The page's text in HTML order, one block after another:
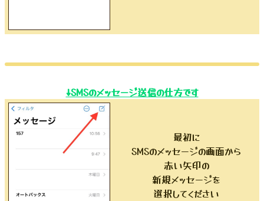
↓SMSのメッセージ送信の仕方です
最初に
SMSのメッセージの画面から
赤い矢印の
新規メッセージを
選択してください